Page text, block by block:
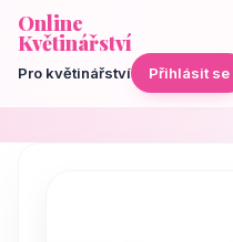
Online
Květinářství
Pro květinářství Přihlásit se